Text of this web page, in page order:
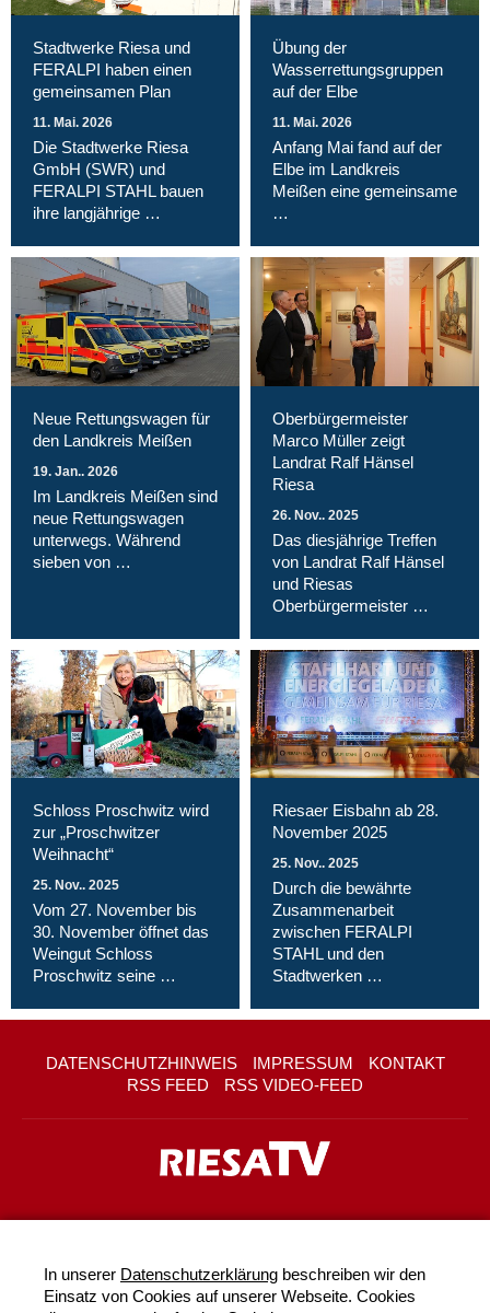
Stadtwerke Riesa und
FERALPI haben einen
gemeinsamen Plan
11. Mai. 2026
Die Stadtwerke Riesa
GmbH (SWR) und
FERALPI STAHL bauen
ihre langjährige …
Übung der
Wasserrettungsgruppen
auf der Elbe
11. Mai. 2026
Anfang Mai fand auf der
Elbe im Landkreis
Meißen eine gemeinsame
…
Neue Rettungswagen für
den Landkreis Meißen
19. Jan.. 2026
Im Landkreis Meißen sind
neue Rettungswagen
unterwegs. Während
sieben von …
Oberbürgermeister
Marco Müller zeigt
Landrat Ralf Hänsel
Riesa
26. Nov.. 2025
Das diesjährige Treffen
von Landrat Ralf Hänsel
und Riesas
Oberbürgermeister …
Schloss Proschwitz wird
zur „Proschwitzer
Weihnacht“
25. Nov.. 2025
Vom 27. November bis
30. November öffnet das
Weingut Schloss
Proschwitz seine …
Riesaer Eisbahn ab 28.
November 2025
25. Nov.. 2025
Durch die bewährte
Zusammenarbeit
zwischen FERALPI
STAHL und den
Stadtwerken …
DATENSCHUTZHINWEIS IMPRESSUM
KONTAKT
RSS FEED
RSS VIDEO-FEED
In unserer Datenschutzerklärung beschreiben wir den
Einsatz von Cookies auf unserer Webseite. Cookies